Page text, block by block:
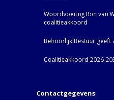
Woordvoering Ron van
coalitieakkoord
Behoorlijk Bestuur
Coalitieakkoord 2026-
Contactgegevens